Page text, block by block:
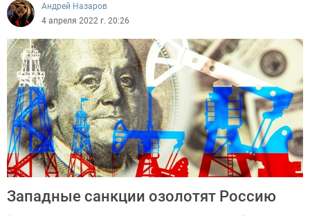
Андрей Назаров
4 апреля 2022 г. 20:26
Западные санкции озолотят Россию